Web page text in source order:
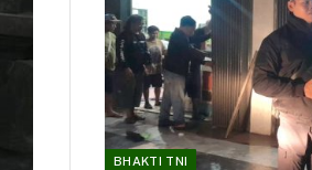
BHAKTI TNI